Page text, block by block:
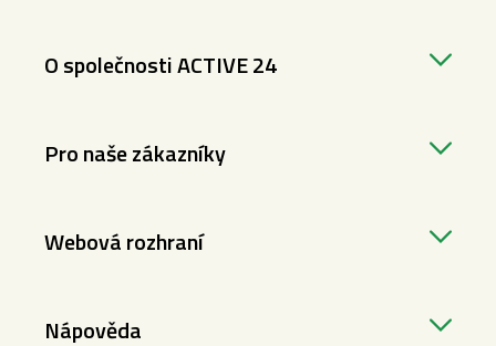
O společnosti ACTIVE 24
Pro naše zákazníky
Webová rozhraní
Nápověda